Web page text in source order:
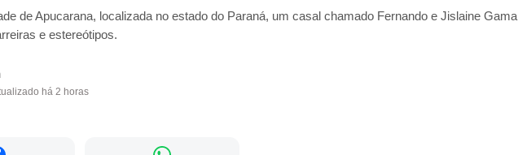
de Apucarana, localizada no estado do Paraná, um casal chamado Fernando e Jislaine Gama
e estereótipos.
há 2 horas